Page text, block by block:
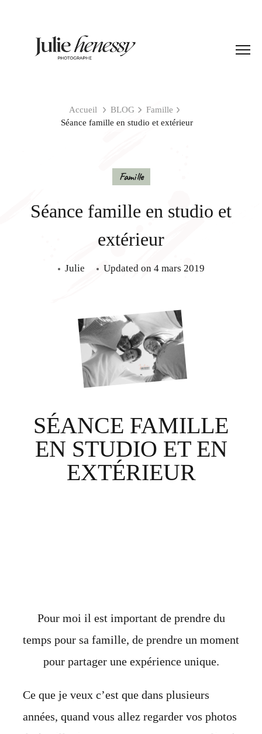
Accueil BLOG
Famille
Séance famille en studio et extérieur
Famille
Séance famille en studio et
extérieur
Julie Updated on 4 mars 2019
SÉANCE FAMILLE
EN STUDIO ET EN
EXTÉRIEUR
Pour moi il est important de prendre du
temps pour sa famille, de prendre un moment
pour partager une expérience unique.
Ce que je veux c’est que dans plusieurs
années, quand vous allez regarder vos photos